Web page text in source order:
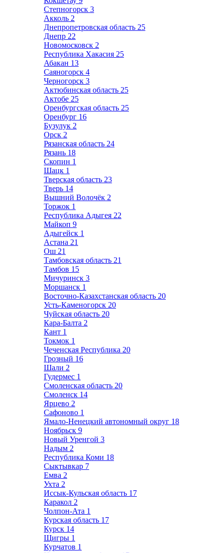
Степногорск 3
Акколь 2
Днепропетровская область 25
Днепр 22
Новомосковск 2
Республика Хакасия 25
Абакан 13
Саяногорск 4
Черногорск 3
Актюбинская область 25
Актобе 25
Оренбургская область 25
Оренбург 16
Бузулук 2
Орск 2
Рязанская область 24
Рязань 18
Скопин 1
Шацк 1
Тверская область 23
Тверь 14
Вышний Волочёк 2
Торжок 1
Республика Адыгея 22
Майкоп 9
Адыгейск 1
Астана 21
Ош 21
Тамбовская область 21
Тамбов 15
Мичуринск 3
Моршанск 1
Восточно-Казахстанская область 20
Усть-Каменогорск 20
Чуйская область 20
Кара-Балта 2
Кант 1
Токмок 1
Чеченская Республика 20
Грозный 16
Шали 2
Гудермес 1
Смоленская область 20
Смоленск 14
Ярцево 2
Сафоново 1
Ямало-Ненецкий автономный округ 18
Ноябрьск 9
Новый Уренгой 3
Надым 2
Республика Коми 18
Сыктывкар 7
Емва 2
Ухта 2
Иссык-Кульская область 17
Каракол 2
Чолпон-Ата 1
Курская область 17
Курск 14
Щигры 1
Курчатов 1